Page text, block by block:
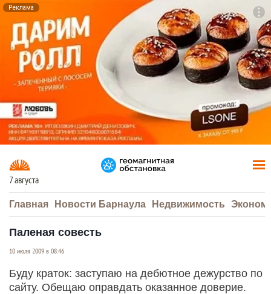
Реклама
7 августа
Главная Новости Барнаула Недвижимость
Паленая совесть
10 июля 2009 в 08:46
Буду краток: заступаю на дебютное дежурство по
сайту. Обещаю оправдать оказанное доверие.